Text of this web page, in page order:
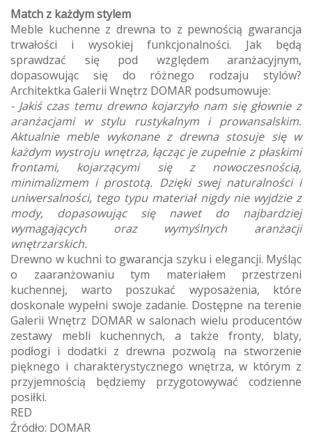
Match z każdym stylem
Meble kuchenne z drewna to z pewnością gwarancja
trwałości i wysokiej funkcjonalności. Jak będą
sprawdzać się pod względem aranżacyjnym,
dopasowując się do różnego rodzaju stylów?
Architektka Galerii Wnętrz DOMAR podsumowuje:
- Jakiś czas temu drewno kojarzyło nam się głownie z
aranżacjami w stylu rustykalnym i prowansalskim.
Aktualnie meble wykonane z drewna stosuje się w
każdym wystroju wnętrza, łącząc je zupełnie z płaskimi
frontami, kojarzącymi się z nowoczesnością,
minimalizmem i prostotą. Dzięki swej naturalności i
uniwersalności, tego typu materiał nigdy nie wyjdzie z
mody, dopasowując się nawet do najbardziej
wymagających oraz wymyślnych aranżacji
wnętrzarskich.
Drewno w kuchni to gwarancja szyku i elegancji. Myśląc
o zaaranżowaniu tym materiałem przestrzeni
kuchennej, warto poszukać wyposażenia, które
doskonale wypełni swoje zadanie. Dostępne na terenie
Galerii Wnętrz DOMAR w salonach wielu producentów
zestawy mebli kuchennych, a także fronty, blaty,
podłogi i dodatki z drewna pozwolą na stworzenie
pięknego i charakterystycznego wnętrza, w którym z
przyjemnością będziemy przygotowywać codzienne
posiłki.
RED
Źródło: DOMAR